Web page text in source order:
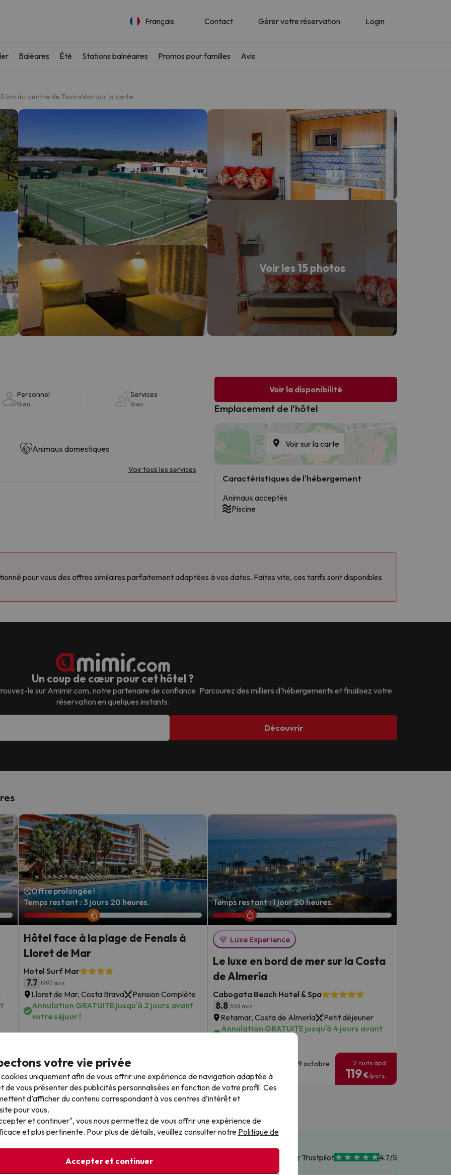
Français Contact Gérer votre réservation Login
Baléares Été Stations balnéaires Promos pour familles Avis
km du centre de TaviraVoir sur la carte
Voir les 15 photos
Personnel
Bien
Services
Bien
Animaux domestiques
Voir tous les services
Voir la disponibilité
Emplacement de l'hôtel
Voir sur la carte
Caractéristiques de l'hébergement
Animaux acceptés
Piscine
pour vous des offres similaires parfaitement adaptées à vos dates. Faites vite, ces tarifs sont disponibles
Un coup de cœur pour cet hôtel ?
le sur Amimir.com, notre partenaire de confiance. Parcourez des milliers d’hébergements et finalisez votre
réservation en quelques instants.
Découvrir
Offre prolongée !
Temps restant : 3 jours 20 heures.
Hôtel face à la plage de Fenals à
Lloret de Mar
Hotel Surf Mar
7.7 1997 avis
Lloret de Mar, Costa Brava
Pension Complète
Annulation GRATUITE jusqu'à 2 jours avant
votre séjour !
2026.
93€/pers.
Temps restant : 1 jour 20 heures.
Luxe Experience
Le luxe en bord de mer sur la Costa
de Almería
Cabogata Beach Hotel & Spa
8.8 538 avis
Retamar, Costa de Almería
Petit déjeuner
Annulation GRATUITE jusqu'à 4 jours avant
Dates de séjour : jusqu'à 9 octobre
2026.
2 nuits àpd
119€/pers.
Voir toutes les offres
Trustpilot 4.7/5
votre vie privée
cookies uniquement afin de vous offrir une expérience de navigation adaptée à
de vous présenter des publicités personnalisées en fonction de votre profil. Ces
d’afficher du contenu correspondant à vos centres d’intérêt et
pour vous.
et continuer", vous nous permettez de vous offrir une expérience de
et plus pertinente. Pour plus de détails, veuillez consulter notre Politique de
Accepter et continuer